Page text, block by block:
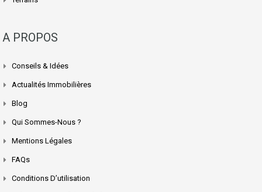
A PROPOS
Conseils & Idées
Actualités Immobilières
Blog
Qui Sommes-Nous ?
Mentions Légales
FAQs
Conditions D’utilisation